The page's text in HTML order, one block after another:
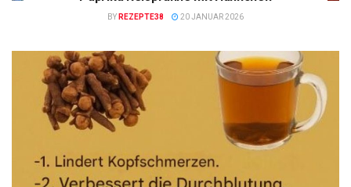
BY REZEPTE38 20 JANUAR 2026